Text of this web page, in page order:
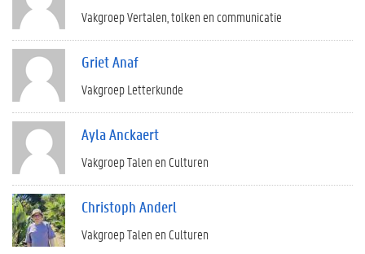
Vakgroep Vertalen, tolken en communicatie
Griet Anaf
Vakgroep Letterkunde
Ayla Anckaert
Vakgroep Talen en Culturen
Christoph Anderl
Vakgroep Talen en Culturen